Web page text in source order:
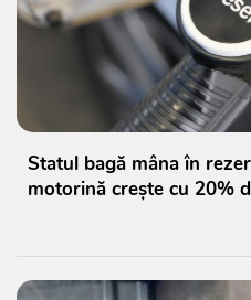
Statul bagă mâna în
motorină crește cu 20%